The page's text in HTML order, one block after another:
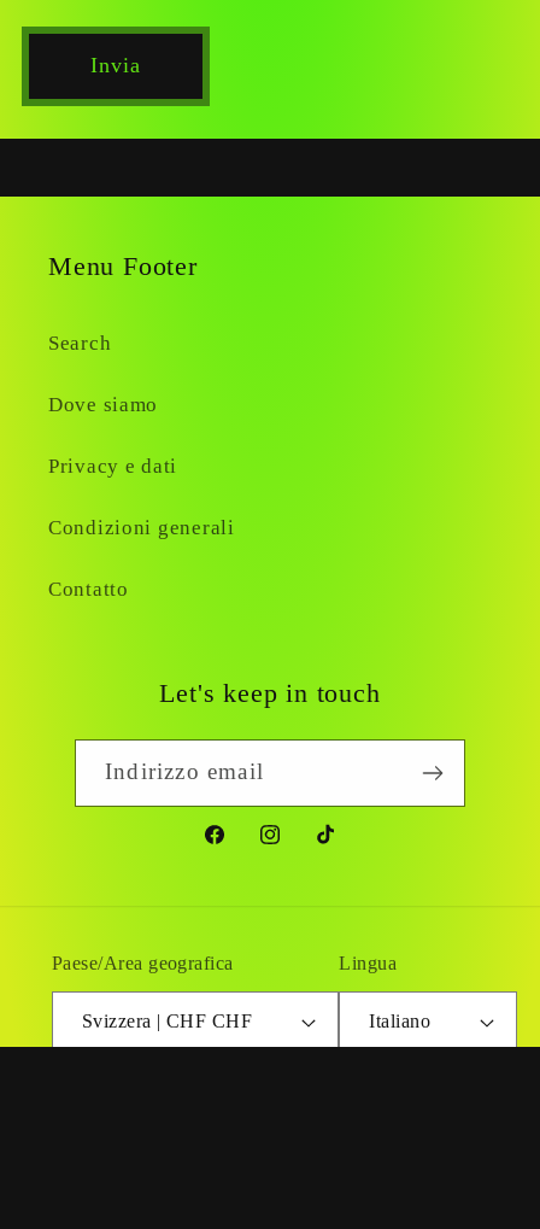
Invia
Menu Footer
Search
Dove siamo
Privacy e dati
Condizioni generali
Contatto
Let's keep in touch
Indirizzo email
FacebookInstagramTikTok
Paese/Area geografica
Svizzera | CHF CHF
Lingua
Italiano